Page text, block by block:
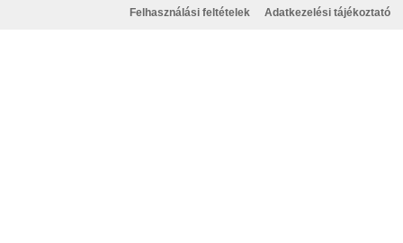
Felhasználási feltételek Adatkezelési tájékoztató